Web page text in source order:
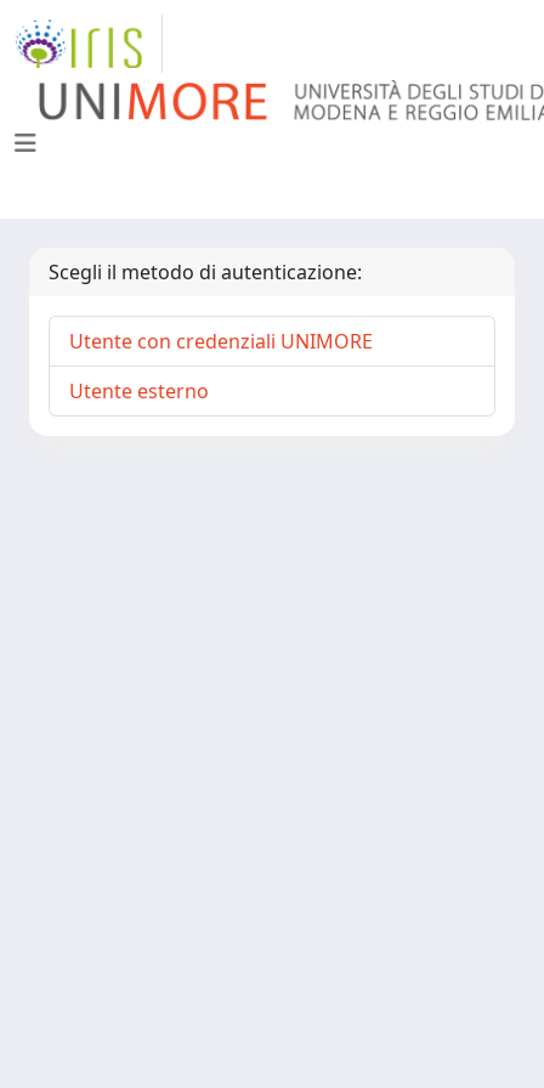
Scegli il metodo di autenticazione:
Utente con credenziali UNIMORE
Utente esterno